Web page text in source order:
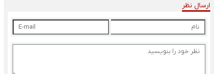
ارسال نظر